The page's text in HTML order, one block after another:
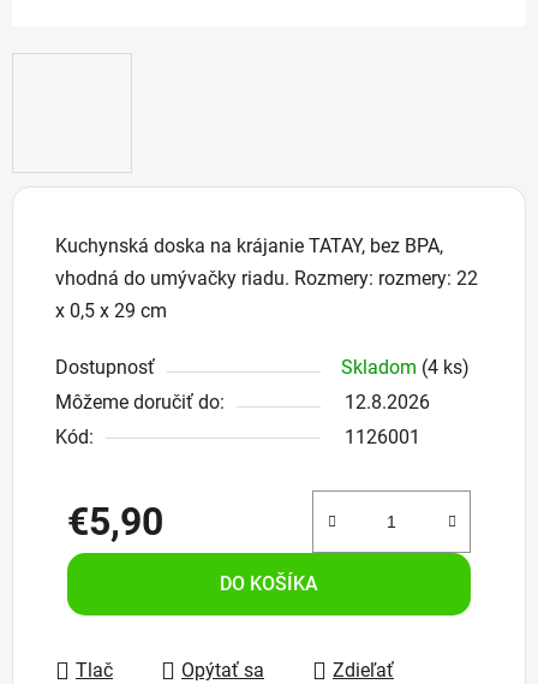
Kuchynská doska na krájanie TATAY, bez BPA,
vhodná do umývačky riadu. Rozmery: rozmery: 22
x 0,5 x 29 cm
Dostupnosť Skladom (4 ks)
Môžeme doručiť do:
12.8.2026
Kód:
1126001
€5,90
Jednotková cena:
DO KOŠÍKA
Tlač Opýtať sa Zdieľať